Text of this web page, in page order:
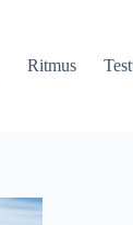
Ritmus